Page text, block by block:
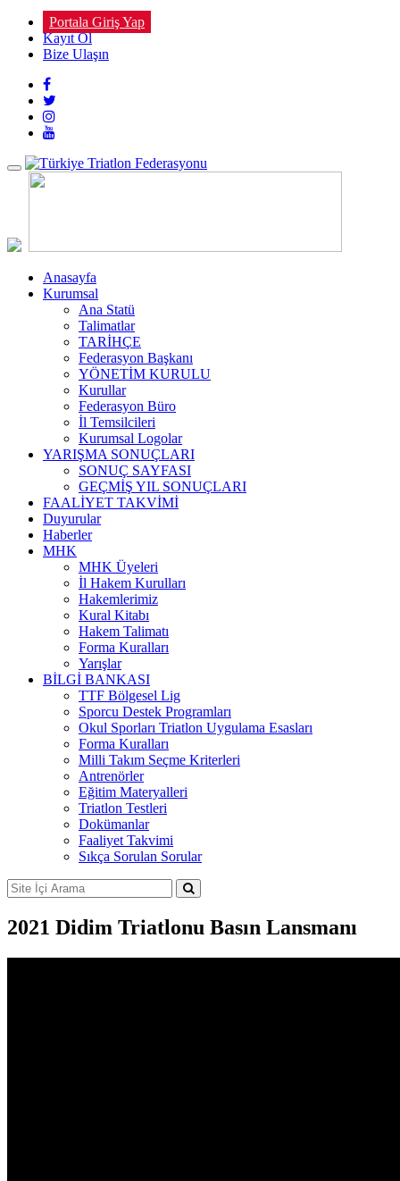
Portala Giriş Yap
Kayıt Ol
Bize Ulaşın
Toggle
navigation
Anasayfa
Kurumsal
Ana Statü
Talimatlar
TARİHÇE
Federasyon Başkanı
YÖNETİM KURULU
Kurullar
Federasyon Büro
İl Temsilcileri
Kurumsal Logolar
YARIŞMA SONUÇLARI
SONUÇ SAYFASI
GEÇMİŞ YIL SONUÇLARI
FAALİYET TAKVİMİ
Duyurular
Haberler
MHK
MHK Üyeleri
İl Hakem Kurulları
Hakemlerimiz
Kural Kitabı
Hakem Talimatı
Forma Kuralları
Yarışlar
BİLGİ BANKASI
TTF Bölgesel Lig
Sporcu Destek Programları
Okul Sporları Triatlon Uygulama Esasları
Forma Kuralları
Milli Takım Seçme Kriterleri
Antrenörler
Eğitim Materyalleri
Triatlon Testleri
Dokümanlar
Faaliyet Takvimi
Sıkça Sorulan Sorular
2021 Didim Triatlonu Basın Lansmanı